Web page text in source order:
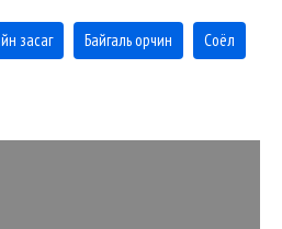
засаг Байгаль орчин Соёл